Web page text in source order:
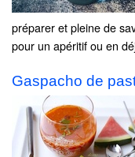
préparer et pleine de
pour un apéritif ou en
Gaspacho de